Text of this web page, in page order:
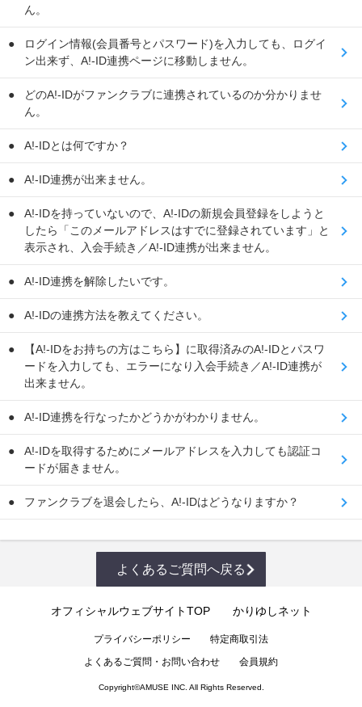
ん。
ログイン情報(会員番号とパスワード)を入力しても、ログイ
ン出来ず、A!-ID連携ページに移動しません。
どのA!-IDがファンクラブに連携されているのか分かりませ
ん。
A!-IDとは何ですか？
A!-ID連携が出来ません。
A!-IDを持っていないので、A!-IDの新規会員登録をしようと
したら「このメールアドレスはすでに登録されています」と
表示され、入会手続き／A!-ID連携が出来ません。
A!-ID連携を解除したいです。
A!-IDの連携方法を教えてください。
【A!-IDをお持ちの方はこちら】に取得済みのA!-IDとパスワ
ードを入力しても、エラーになり入会手続き／A!-ID連携が
出来ません。
A!-ID連携を行なったかどうかがわかりません。
A!-IDを取得するためにメールアドレスを入力しても認証コ
ードが届きません。
ファンクラブを退会したら、A!-IDはどうなりますか？
よくあるご質問へ戻る
オフィシャルウェブサイトTOP かりゆしネット
プライバシーポリシー
特定商取引法
よくあるご質問・お問い合わせ
会員規約
Copyright©AMUSE INC. All Rights Reserved.